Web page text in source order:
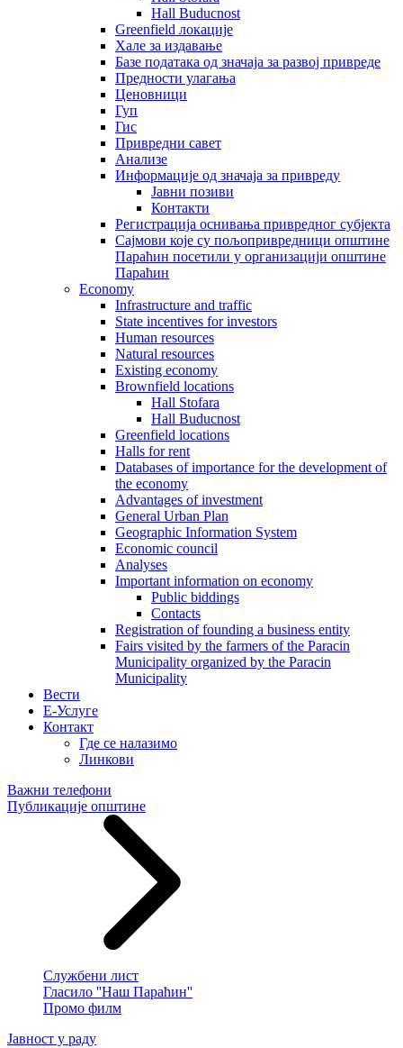
Hall Buducnost
Greenfield локације
Хале за издавање
Базе података од значаја за развој привреде
Предности улагања
Ценовници
Гуп
Гис
Привредни савет
Aнализе
Информације од значаја за привреду
Јавни позиви
Контакти
Регистрација оснивања привредног субјекта
Сајмови које су пољопривредници општине
Параћин посетили у организацији општине
Параћин
Economy
Infrastructure and traffic
State incentives for investors
Human resources
Natural resources
Existing economy
Brownfield locations
Hall Stofara
Hall Buducnost
Greenfield locations
Halls for rent
Databases of importance for the development of
the economy
Advantages of investment
General Urban Plan
Geographic Information System
Еconomic council
Analyses
Important information on economy
Public biddings
Contacts
Registration of founding a business entity
Fairs visited by the farmers of the Paracin
Municipality organized by the Paracin
Municipality
Вести
E-Услуге
Контакт
Где се налазимо
Линкови
Важни телефони
Публикације општине
Службени лист
Гласило ''Наш Параћин''
Промо филм
Јавност у раду